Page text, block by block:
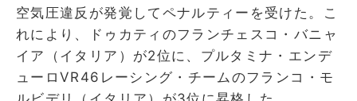
空気圧違反が発覚してペナルティーを受けた。こ
れにより、ドゥカティのフランチェスコ・バニャ
イア（イタリア）が2位に、プルタミナ・エンデ
ューロVR46レーシング・チームのフランコ・モ